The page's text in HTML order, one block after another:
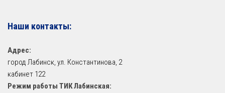
Наши контакты:
Адрес:
город Лабинск, ул. Константинова, 2
кабинет 122
Режим работы ТИК Лабинская: